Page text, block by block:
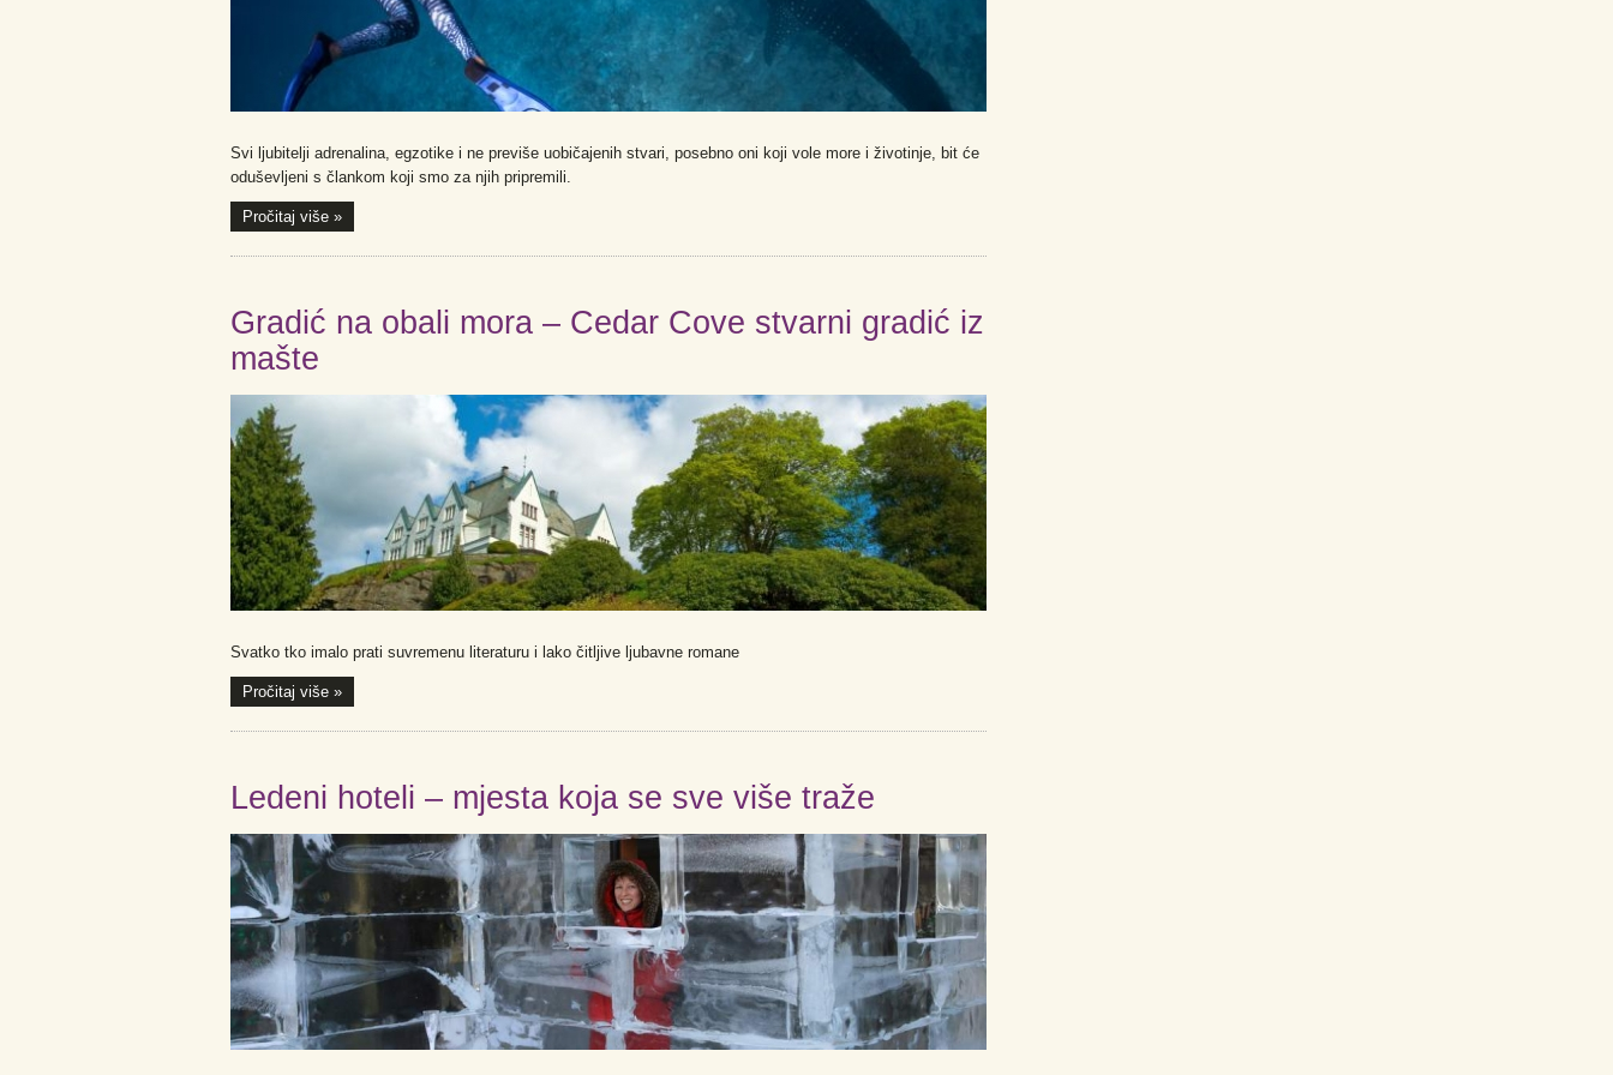
Svi ljubitelji adrenalina, egzotike i ne previše uobičajenih stvari, posebno oni koji vole more i životinje, bit će
oduševljeni s člankom koji smo za njih pripremili.
Pročitaj više »
Gradić na obali mora – Cedar Cove stvarni gradić iz
mašte
Svatko tko imalo prati suvremenu literaturu i lako čitljive ljubavne romane
Pročitaj više »
Ledeni hoteli – mjesta koja se sve više traže